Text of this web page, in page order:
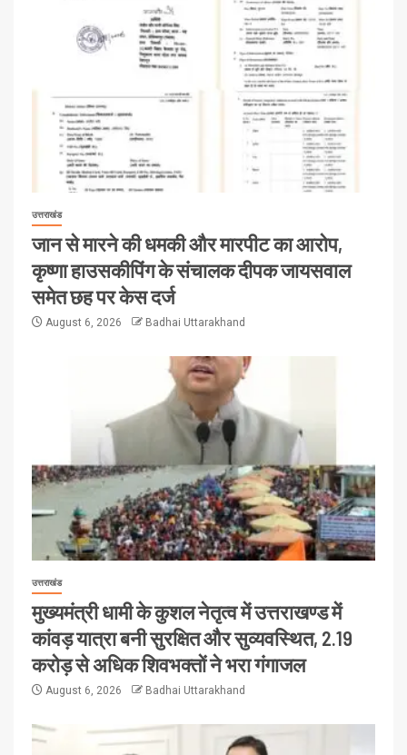
उत्तराखंड
जान से मारने की धमकी और मारपीट का आरोप,
कृष्णा हाउसकीपिंग के संचालक दीपक जायसवाल
समेत छह पर केस दर्ज
August 6, 2026 Badhai Uttarakhand
उत्तराखंड
मुख्यमंत्री धामी के कुशल नेतृत्व में उत्तराखण्ड में
कांवड़ यात्रा बनी सुरक्षित और सुव्यवस्थित, 2.19
करोड़ से अधिक शिवभक्तों ने भरा गंगाजल
August 6, 2026 Badhai Uttarakhand